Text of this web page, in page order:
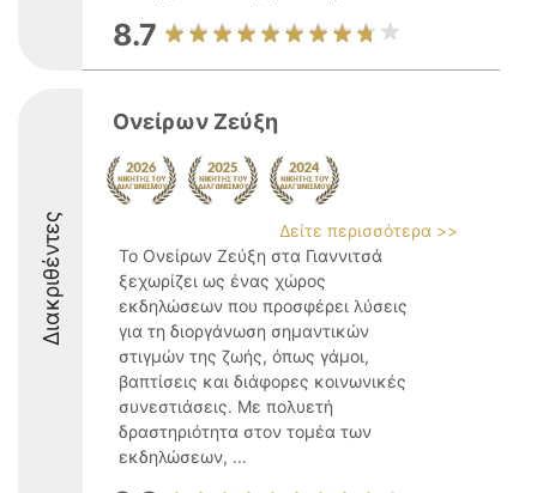
8.7
Διακριθέντες
Ονείρων Ζεύξη
Δείτε περισσότερα >>
Το Ονείρων Ζεύξη στα Γιαννιτσά
ξεχωρίζει ως ένας χώρος
εκδηλώσεων που προσφέρει λύσεις
για τη διοργάνωση σημαντικών
στιγμών της ζωής, όπως γάμοι,
βαπτίσεις και διάφορες κοινωνικές
συνεστιάσεις. Με πολυετή
δραστηριότητα στον τομέα των
εκδηλώσεων, ...